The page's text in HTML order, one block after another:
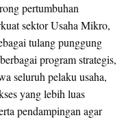
pertumbuhan
sektor Usaha Mikro,
tulang punggung
program strategis,
seluruh pelaku usaha,
yang lebih luas
pendampingan agar